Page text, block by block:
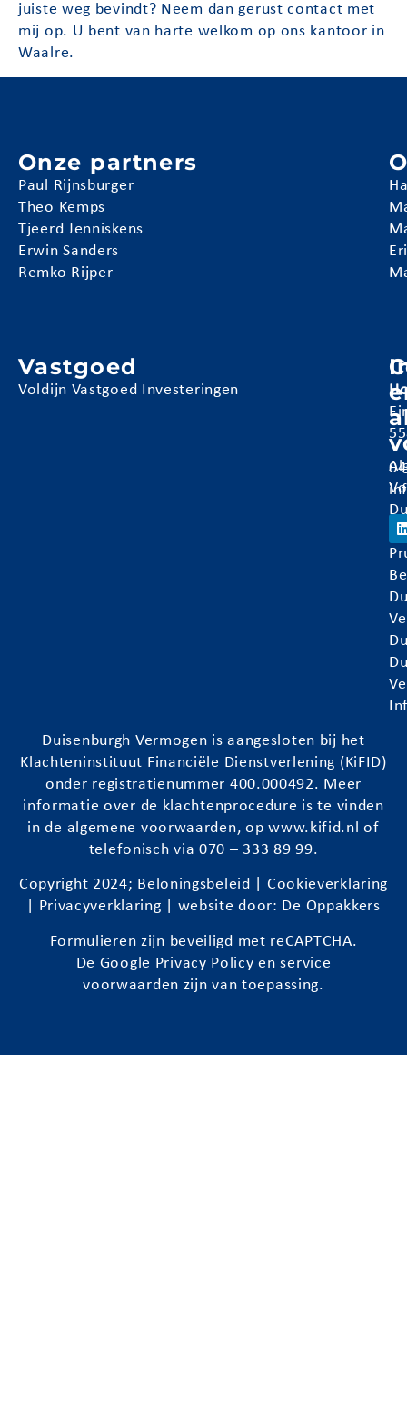
juiste weg bevindt? Neem dan gerustcontact met
mij op. U bent van harte welkom op ons kantoor in
Waalre.
Onze partners
Paul Rijnsburger
Theo Kemps
Tjeerd Jenniskens
Erwin Sanders
Remko Rijper
Vastgoed
Voldijn Vastgoed Investeringen
Duisenburgh Vermogen is aangesloten bij het
Klachteninstituut Financiële Dienstverlening (KiFID)
onder registratienummer 400.000492. Meer
informatie over de klachtenprocedure is te vinden
in de algemene voorwaarden, opwww.kifid.nl of
telefonisch via 070 – 333 89 99.
Copyright 2024; Beloningsbeleid
Cookieverklaring
Privacyverklaring | website door: De Oppakkers
Formulieren zijn beveiligd met reCAPTCHA.
De Google Privacy Policy enservice
voorwaarden zijn van toepassing.